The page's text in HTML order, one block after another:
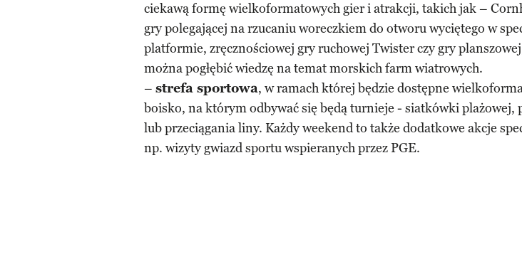
ciekawą formę wielkoformatowych gier i atrakcji, takich jak –
gry polegającej na rzucaniu woreczkiem do otworu wyciętego w
platformie, zręcznościowej gry ruchowej Twister czy gry
można pogłębić wiedzę na temat morskich farm wiatrowych.
– strefa sportowa, w ramach której będzie dostępne
boisko, na którym odbywać się będą turnieje - siatkówki plażowej,
lub przeciągania liny. Każdy weekend to także dodatkowe akcje
np. wizyty gwiazd sportu wspieranych przez PGE.